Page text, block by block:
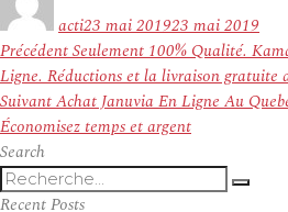
actile
23 mai 201923 mai 2019
Navigation
de
l’article
PrécédentArticle
précédent :
Seulement 100% Qualité.
Ligne. Réductions et la livraison gratuite
SuivantArticle
suivant :
Achat Januvia En Ligne Au
Économisez temps et argent
Search
Recherche
pour
Recent Posts